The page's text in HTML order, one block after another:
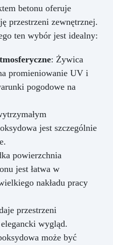
betonu oferuje
przestrzeni zewnętrznej.
ten wybór jest idealny:
: Żywica
promieniowanie UV i
pogodowe na
jest szczególnie
powierzchnia
jest łatwa w
nakładu pracy
przestrzeni
wygląd.
może być